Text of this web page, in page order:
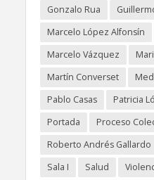
Gonzalo Rua
Marcelo López Alfonsín
Marcelo Vázquez
Martín Converset
Pablo Casas
Patricia
Portada
Proceso
Roberto Andrés Gallardo
Sala I
Salud